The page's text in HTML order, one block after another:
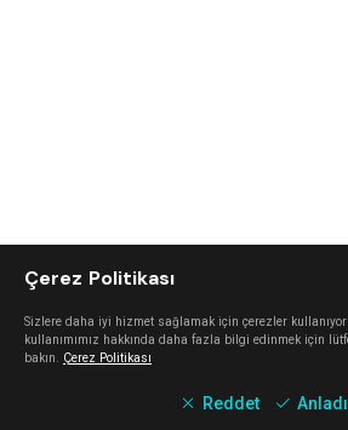
Çerez Politikası
Sizlere daha iyi hizmet sağlamak için çerezler
kullanımımız hakkında daha fazla bilgi edinmek için
bakın. Çerez Politikası
Reddet